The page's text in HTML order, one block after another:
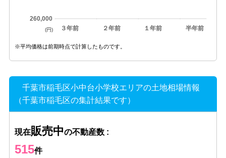
３年前 ２年前 １年前 半年前
260,000
(円)
※平均価格は前期時点で計算したものです。
千葉市稲毛区小中台小学校エリアの土地相場情報
（千葉市稲毛区の集計結果です）
現在販売中の不動産数 :
515件